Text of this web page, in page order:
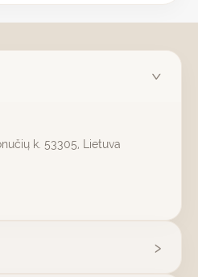
k. 53305, Lietuva